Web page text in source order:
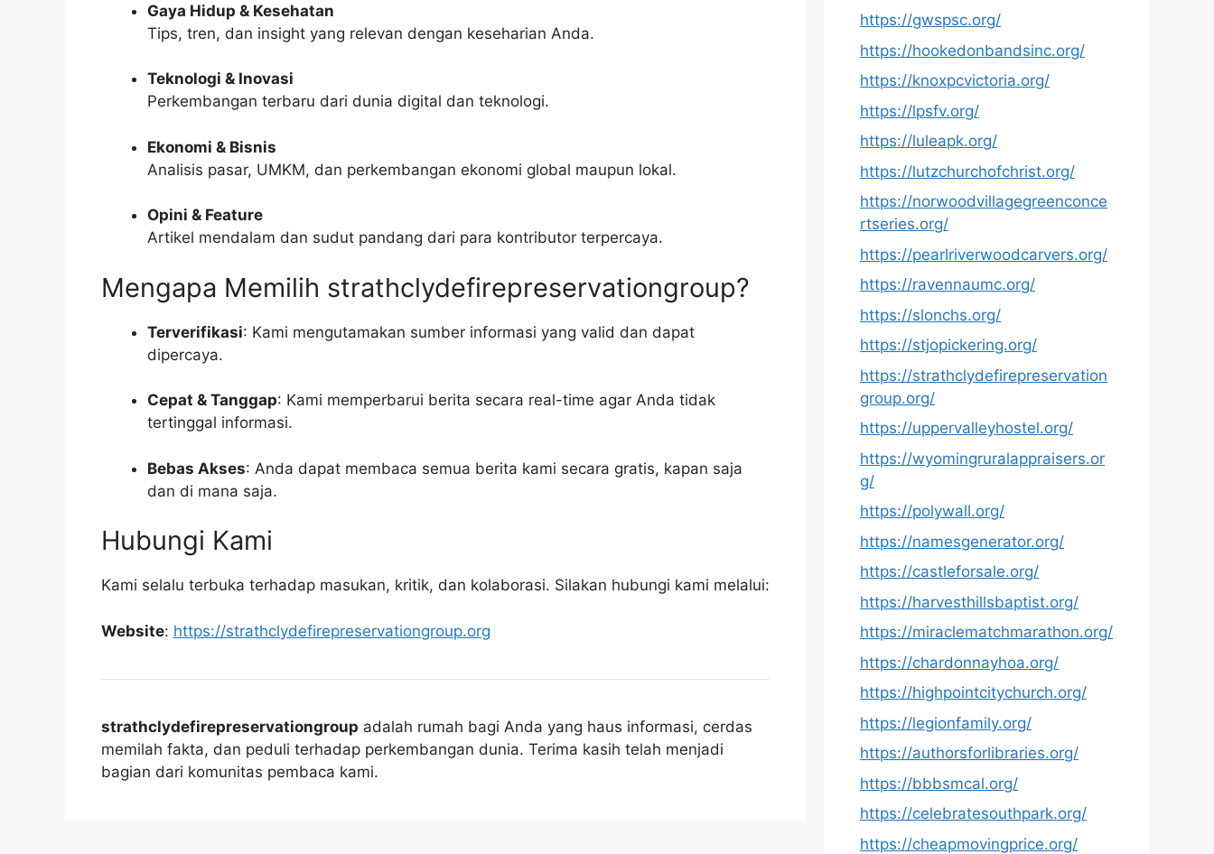
Gaya Hidup & Kesehatan
Tips, tren, dan insight yang relevan dengan keseharian Anda.
Teknologi & Inovasi
Perkembangan terbaru dari dunia digital dan teknologi.
Ekonomi & Bisnis
Analisis pasar, UMKM, dan perkembangan ekonomi global maupun lokal.
Opini & Feature
Artikel mendalam dan sudut pandang dari para kontributor terpercaya.
Mengapa Memilih strathclydefirepreservationgroup?
Terverifikasi: Kami mengutamakan sumber informasi yang valid dan dapat
dipercaya.
Cepat & Tanggap: Kami memperbarui berita secara real-time agar Anda tidak
tertinggal informasi.
Bebas Akses: Anda dapat membaca semua berita kami secara gratis, kapan saja
dan di mana saja.
Hubungi Kami
Kami selalu terbuka terhadap masukan, kritik, dan kolaborasi. Silakan hubungi kami melalui:
Website: https://strathclydefirepreservationgroup.org
strathclydefirepreservationgroup adalah rumah bagi Anda yang haus informasi, cerdas
memilah fakta, dan peduli terhadap perkembangan dunia. Terima kasih telah menjadi
bagian dari komunitas pembaca kami.
https://gwspsc.org/
https://hookedonbandsinc.org/
https://knoxpcvictoria.org/
https://lpsfv.org/
https://luleapk.org/
https://lutzchurchofchrist.org/
https://norwoodvillagegreenconce
rtseries.org/
https://pearlriverwoodcarvers.org/
https://ravennaumc.org/
https://slonchs.org/
https://stjopickering.org/
https://strathclydefirepreservation
group.org/
https://uppervalleyhostel.org/
https://wyomingruralappraisers.or
g/
https://polywall.org/
https://namesgenerator.org/
https://castleforsale.org/
https://harvesthillsbaptist.org/
https://miraclematchmarathon.org/
https://chardonnayhoa.org/
https://highpointcitychurch.org/
https://legionfamily.org/
https://authorsforlibraries.org/
https://bbbsmcal.org/
https://celebratesouthpark.org/
https://cheapmovingprice.org/